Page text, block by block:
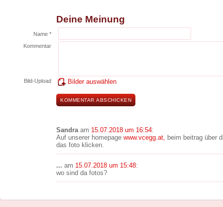
Deine Meinung
Name *
Kommentar
Bild-Upload Bilder auswählen
Sandraam 15.07.2018 um 16:54:
Auf unserer homepage www.vcegg.at, beim beitrag über
das foto klicken.
... am 15.07.2018 um 15:48:
wo sind da fotos?